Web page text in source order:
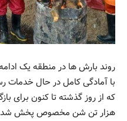
روند بارش ها در منطقه یک
با آمادگی کامل در حال خدمات
هزار تن شن مخصوص پخش